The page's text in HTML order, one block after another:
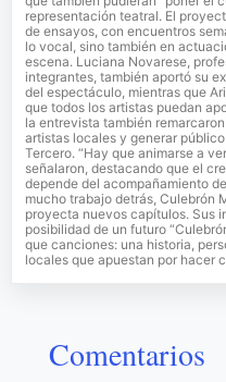
representación teatral. El
de ensayos, con encuentros
lo vocal, sino también en
escena. Luciana Novarese,
integrantes, también aportó su
del espectáculo, mientras que
que todos los artistas puedan
la entrevista también
artistas locales y generar
Tercero. “Hay que animarse a
señalaron, destacando que el
depende del acompañamiento
mucho trabajo detrás, Culebrón
proyecta nuevos capítulos. Sus
posibilidad de un futuro
que canciones: una historia,
locales que apuestan por hacer
Comentarios